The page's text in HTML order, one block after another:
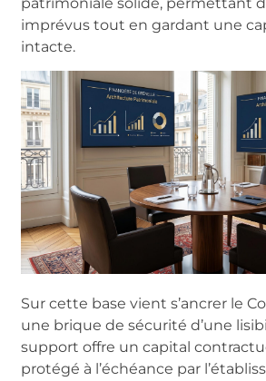
imprévus tout en gardant une
intacte.
Sur cette base vient s’ancrer le
une brique de sécurité d’une
support offre un capital
protégé à l’échéance par